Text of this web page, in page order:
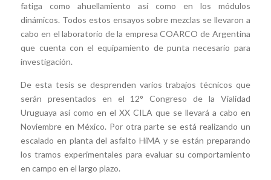
fatiga como ahuellamiento así como en los módulos
dinámicos. Todos estos ensayos sobre mezclas se llevaron a
cabo en el laboratorio de la empresa COARCO de Argentina
que cuenta con el equipamiento de punta necesario para
investigación.
De esta tesis se desprenden varios trabajos técnicos que
serán presentados en el 12° Congreso de la Vialidad
Uruguaya así como en el XX CILA que se llevará a cabo en
Noviembre en México. Por otra parte se está realizando un
escalado en planta del asfalto HiMA y se están preparando
los tramos experimentales para evaluar su comportamiento
en campo en el largo plazo.